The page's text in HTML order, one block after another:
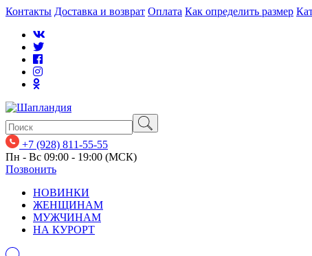
Контакты Доставка и возврат Оплата Как определить размер
+7 (928) 811-55-55
Пн - Вс 09:00 - 19:00 (МСК)
Позвонить
НОВИНКИ
ЖЕНЩИНАМ
МУЖЧИНАМ
НА КУРОРТ